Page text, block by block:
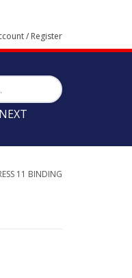
/ Register
11 BINDING